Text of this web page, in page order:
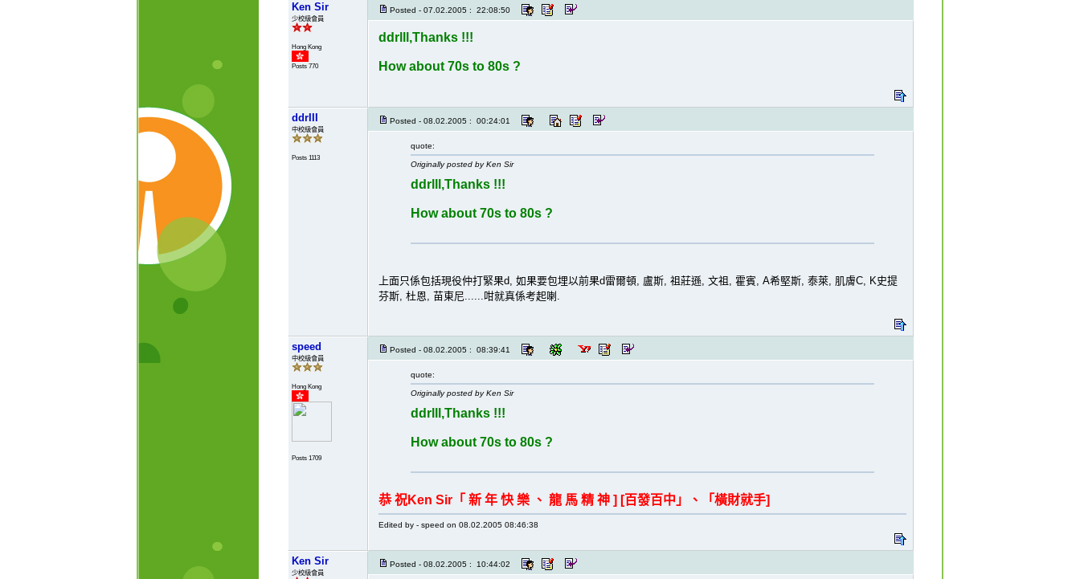
Ken Sir
少校級會員
Hong Kong
Posts 770
Posted - 07.02.2005 : 22:08:50
ddrlll,Thanks !!!
How about 70s to 80s ?
ddrIII
中校級會員
Posts 1113
Posted - 08.02.2005 : 00:24:01
quote:
Originally posted by Ken Sir
ddrlll,Thanks !!!
How about 70s to 80s ?
上面只係包括現役仲打緊果d, 如果要包埋以前果d雷爾頓, 盧斯, 祖莊遜, 文祖, 霍賓, A希堅斯, 泰萊, 肌膚C, K史提
芬斯, 杜恩, 苗東尼......咁就真係考起喇.
speed
中校級會員
Hong Kong
Posts 1709
Posted - 08.02.2005 : 08:39:41
quote:
Originally posted by Ken Sir
ddrlll,Thanks !!!
How about 70s to 80s ?
恭 祝Ken Sir「 新 年 快 樂 、 龍 馬 精 神 ] [百發百中」、「橫財就手]
Edited by - speed on 08.02.2005 08:46:38
Ken Sir
少校級會員
Posted - 08.02.2005 : 10:44:02